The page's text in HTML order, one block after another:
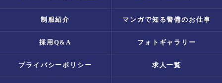
制服紹介 マンガで知る警備のお仕事
採用Q&A フォトギャラリー
プライバシーポリシー 求人一覧